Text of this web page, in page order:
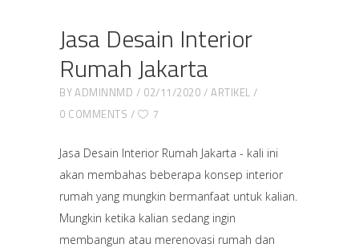
Jasa Desain Interior
Rumah Jakarta
BYADMINNMD 02/11/2020
ARTIKEL
0 COMMENTS
7
Jasa Desain Interior Rumah Jakarta - kali ini
akan membahas beberapa konsep interior
rumah yang mungkin bermanfaat untuk kalian.
Mungkin ketika kalian sedang ingin
membangun atau merenovasi rumah dan